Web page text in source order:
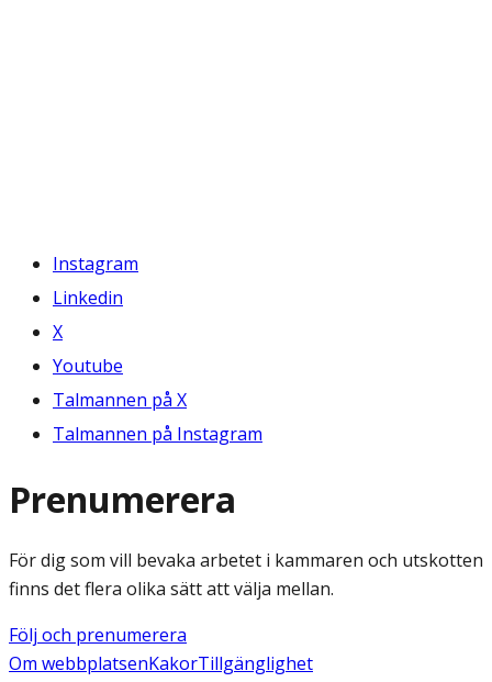
Instagram
Linkedin
X
Youtube
Talmannen på X
Talmannen på Instagram
Prenumerera
För dig som vill bevaka arbetet i kammaren och utskotten
finns det flera olika sätt att välja mellan.
Följ och prenumerera
Om webbplatsenKakorTillgänglighet